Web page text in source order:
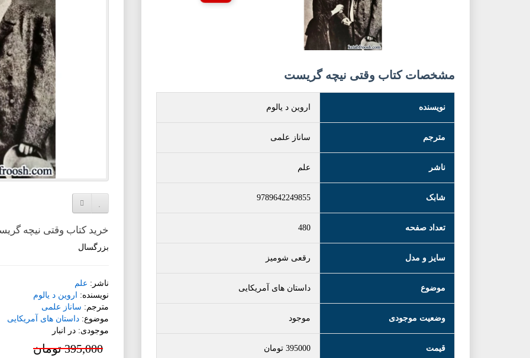
مشخصات کتاب وقتی نیچه گریست
نویسنده اروین د یالوم
مترجم ساناز علمی
ناشر علم
شابک 9789642249855
تعداد صفحه 480
سایز و مدل رقعی شومیز
موضوع داستان های آمریکایی
وضعیت موجودی موجود
قیمت 395000 تومان
افزودن به لیست دلخواه
خرید کتاب وقتی نیچه
بزرگسال
ناشر: علم
نویسنده:
اروین د یالوم
مترجم: ساناز علمی
موضوع: داستان های آمریکایی
موجودی: در انبار
395,000 تومان